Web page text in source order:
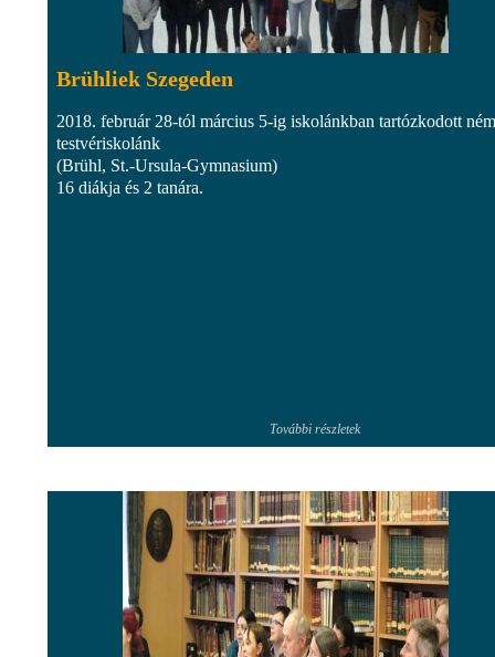
Brühliek Szegeden
2018. február 28-tól március 5-ig iskolánkban tartózkodott
testvériskolánk
(Brühl, St.-Ursula-Gymnasium)
16 diákja és 2 tanára.
További részletek